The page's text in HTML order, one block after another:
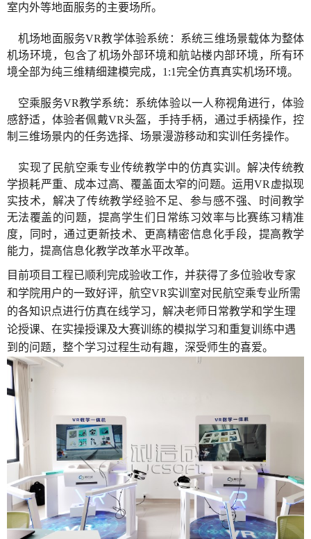
室内外等地面服务的主要场所。
机场地面服务VR教学体验系统：系统三维场景载体为整体
机场环境，包含了机场外部环境和航站楼内部环境，所有环
境全部为纯三维精细建模完成，1:1完全仿真真实机场环境。
空乘服务VR教学系统：系统体验以一人称视角进行，体验
感舒适，体验者佩戴VR头盔，手持手柄，通过手柄操作，控
制三维场景内的任务选择、场景漫游移动和实训任务操作。
实现了民航空乘专业传统教学中的仿真实训。解决传统教
学损耗严重、成本过高、覆盖面太窄的问题。运用VR虚拟现
实技术，解决了传统教学经验不足、参与感不强、时间教学
无法覆盖的问题，提高学生们日常练习效率与比赛练习精准
度，同时，通过更新技术、更高精密信息化手段，提高教学
能力，提高信息化教学改革水平改革。
目前项目工程已顺利完成验收工作，并获得了多位验收专家
和学院用户的一致好评，航空VR实训室对民航空乘专业所需
的各知识点进行仿真在线学习，解决老师日常教学和学生理
论授课、在实操授课及大赛训练的模拟学习和重复训练中遇
到的问题，整个学习过程生动有趣，深受师生的喜爱。